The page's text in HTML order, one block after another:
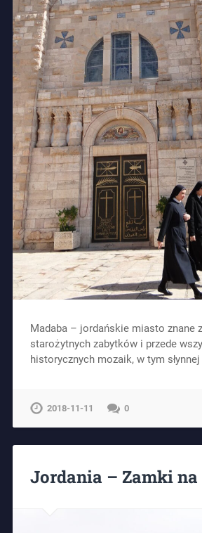
Madaba – jordańskie miasto znane
starożytnych zabytków i przede
historycznych mozaik, w tym
2018-11-11 0
Jordania – Zamki